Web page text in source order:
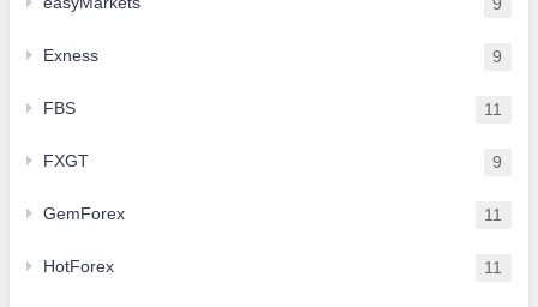
Exness 9
FBS 11
FXGT 9
GemForex 11
HotForex 11